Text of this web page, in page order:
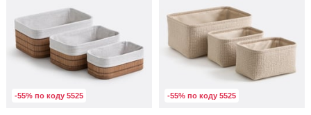
-55% по коду 5525 -55% по коду 5525